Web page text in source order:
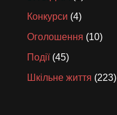
Конкурси (4)
Оголошення (10)
Події(45)
Шкільне життя (223)